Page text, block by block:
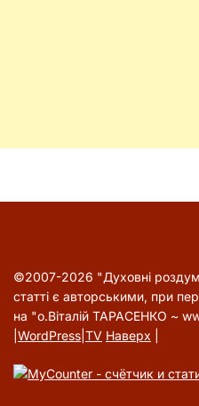
©2007-2026 "Духовні
статті є авторськими, при
на "о.Віталій ТАРАСЕНКО ~
WordPress TV Наверх